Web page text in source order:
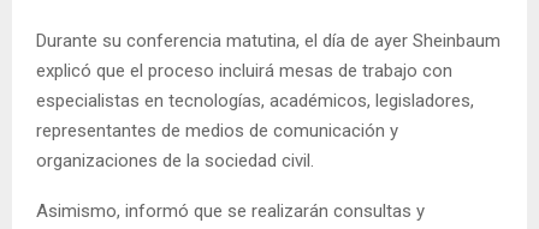
Durante su conferencia matutina, el día de ayer Sheinbaum
explicó que el proceso incluirá mesas de trabajo con
especialistas en tecnologías, académicos, legisladores,
representantes de medios de comunicación y
organizaciones de la sociedad civil.
Asimismo, informó que se realizarán consultas y